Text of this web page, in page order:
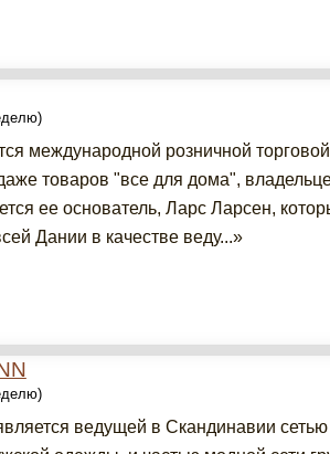
международной розничной торговой
товаров "все для дома",
ее основатель, Ларс Ларсен,
Дании в качестве веду...»
ведущей в Скандинавии сетью